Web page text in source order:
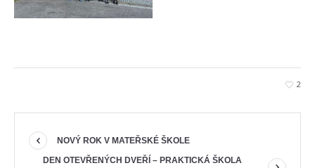
2
NOVÝ ROK V MATEŘSKÉ ŠKOLE
DEN OTEVŘENÝCH DVEŘÍ – PRAKTICKÁ ŠKOLA